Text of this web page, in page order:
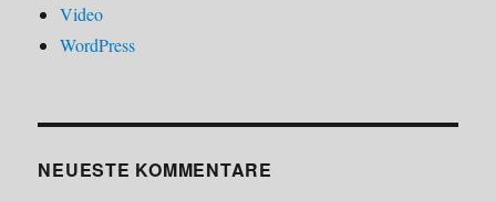
Video
WordPress
NEUESTE KOMMENTARE